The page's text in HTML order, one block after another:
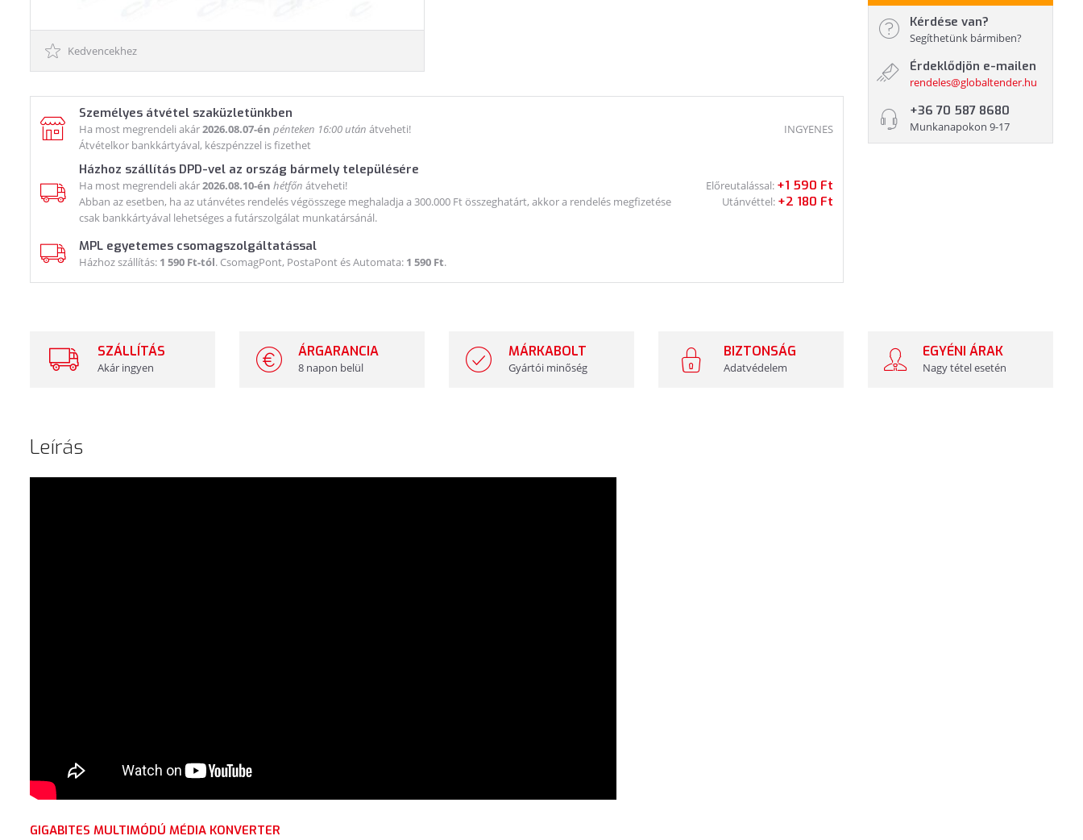
Kedvencekhez
Személyes átvétel szaküzletünkben
Ha most megrendeli akár2026.08.07-én pénteken 16:00 után átveheti!
Átvételkor bankkártyával, készpénzzel is fizethet
INGYENES
Házhoz szállítás DPD-vel az ország bármely településére
Ha most megrendeli akár2026.08.10-én hétfőn átveheti!
Abban az esetben, ha az utánvétes rendelés végösszege meghaladja a 300.000 Ft összeghatárt, akkor a rendelés megfizetése
csak bankkártyával lehetséges a futárszolgálat munkatársánál.
Előreutalással: +1 590 Ft
Utánvéttel: +2 180 Ft
MPL egyetemes csomagszolgáltatással
Házhoz szállítás: 1 590 Ft-tól. CsomagPont, PostaPont és Automata: 1 590 Ft.
Kérdése van?
Segíthetünk bármiben?
Érdeklődjön e-mailen
rendeles@globaltender.hu
+36 70 587 8680
Munkanapokon 9-17
SZÁLLÍTÁS
Akár ingyen
ÁRGARANCIA
8 napon belül
MÁRKABOLT
Gyártói minőség
BIZTONSÁG
Adatvédelem
EGYÉNI ÁRAK
Nagy tétel esetén
Leírás
GIGABITES MULTIMÓDÚ MÉDIA KONVERTER